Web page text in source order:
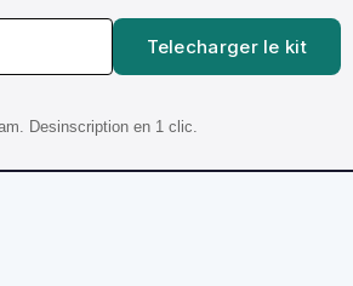
Telecharger le kit
Desinscription en 1 clic.